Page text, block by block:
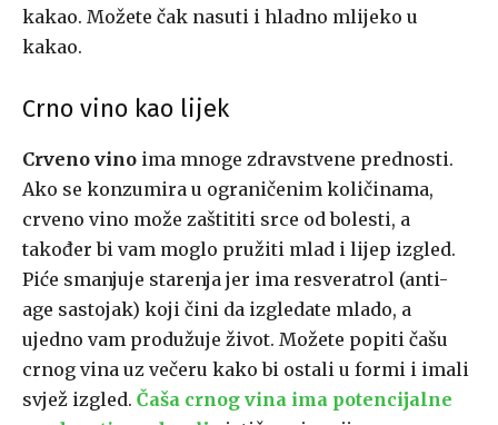
kakao. Možete čak nasuti i hladno mlijeko u
kakao.
Crno vino kao lijek
Crveno vino ima mnoge zdravstvene prednosti.
Ako se konzumira u ograničenim količinama,
crveno vino može zaštititi srce od bolesti, a
također bi vam moglo pružiti mlad i lijep izgled.
Piće smanjuje starenja jer ima resveratrol (anti-
age sastojak) koji čini da izgledate mlado, a
ujedno vam produžuje život. Možete popiti čašu
crnog vina uz večeru kako bi ostali u formi i imali
svjež izgled. Čaša crnog vina ima potencijalne